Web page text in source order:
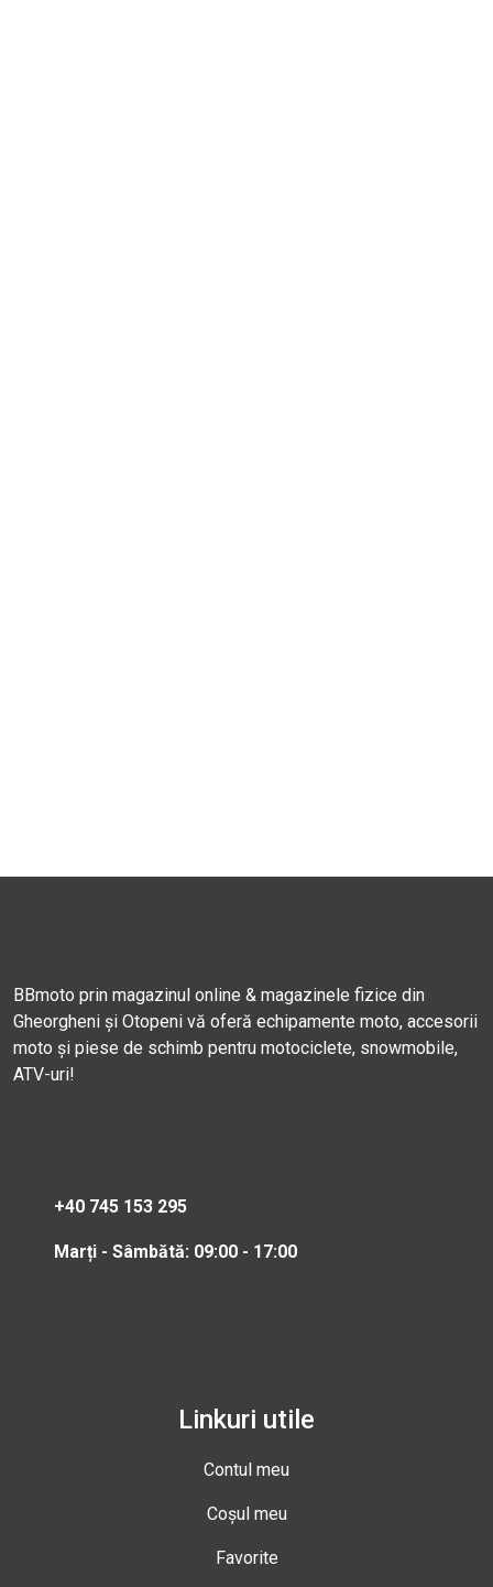
BBmoto prin magazinul online & magazinele fizice din
Gheorgheni și Otopeni vă oferă echipamente moto, accesorii
moto și piese de schimb pentru motociclete, snowmobile,
ATV-uri!
+40 745 153 295
Marți - Sâmbătă: 09:00 - 17:00
Linkuri utile
Contul meu
Coșul meu
Favorite